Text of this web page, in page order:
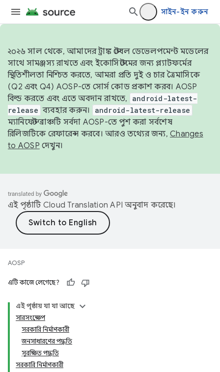
সাইন-ইন করুন
২০২৬ সাল থেকে, আমাদের ট্রাঙ্ক স্টেবল ডেভেলপমেন্ট মডেলের
সাথে সামঞ্জস্য রাখতে এবং ইকোসিস্টেমের জন্য প্ল্যাটফর্মের
স্থিতিশীলতা নিশ্চিত করতে, আমরা প্রতি দুই ও চার ত্রৈমাসিকে
(Q2 এবং Q4) AOSP-তে সোর্স কোড প্রকাশ করব। AOSP
বিল্ড করতে এবং এতে অবদান রাখতে,
android-latest-
release ব্যবহার করুন। android-latest-release
ম্যানিফেস্ট ব্রাঞ্চটি সর্বদা AOSP-তে পুশ করা সর্বশেষ
রিলিজটিকে রেফারেন্স করবে। আরও তথ্যের জন্য, Changes
to AOSP দেখুন।
এই পৃষ্ঠাটি Cloud Translation API অনুবাদ করেছে।
AOSP
এটি কাজে লেগেছে?
এই পৃষ্ঠায় যা যা আছে
সারসংক্ষেপ
সরকারি নির্মাণকারী
জনসাধারণের পদ্ধতি
সুরক্ষিত পদ্ধতি
সরকারি নির্মাণকারী